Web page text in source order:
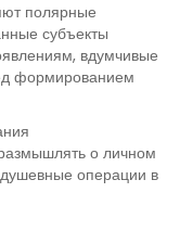
полярные
субъекты
вдумчивые
формированием
о личном
операции в